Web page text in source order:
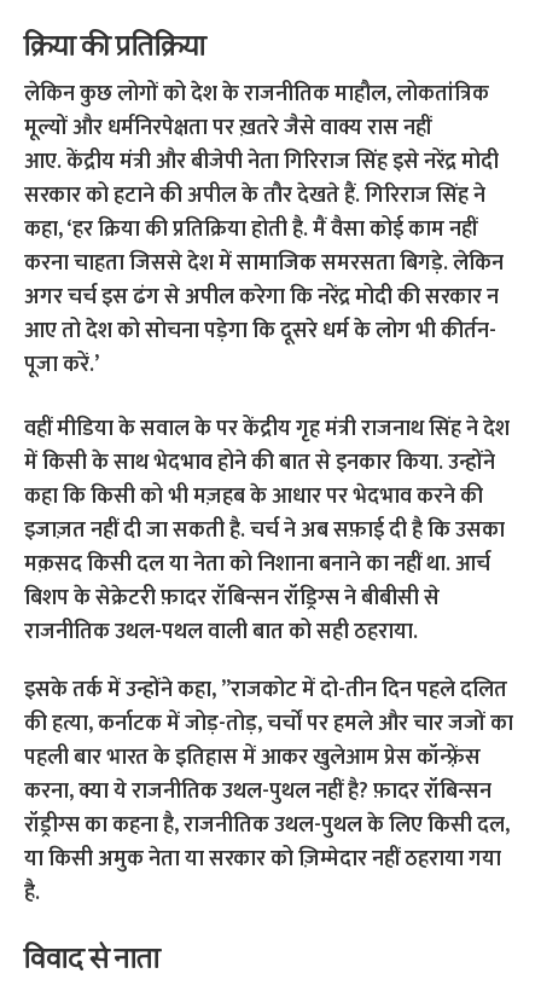
क्रिया की प्रतिक्रिया
लेकिन कुछ लोगों को देश के राजनीतिक माहौल, लोकतांत्रिक
मूल्यों और धर्मनिरपेक्षता पर ख़तरे जैसे वाक्य रास नहीं
आए.केंद्रीय मंत्री और बीजेपी नेता गिरिराज सिंह इसे नरेंद्र मोदी
सरकार को हटाने की अपील के तौर देखते हैं.गिरिराज सिंह ने
कहा, ‘हर क्रिया की प्रतिक्रिया होती है. मैं वैसा कोई काम नहीं
करना चाहता जिससे देश में सामाजिक समरसता बिगड़े. लेकिन
अगर चर्च इस ढंग से अपील करेगा कि नरेंद्र मोदी की सरकार न
आए तो देश को सोचना पड़ेगा कि दूसरे धर्म के लोग भी कीर्तन-
पूजा करें.’
वहीं मीडिया के सवाल के पर केंद्रीय गृह मंत्री राजनाथ सिंह ने देश
में किसी के साथ भेदभाव होने की बात से इनकार किया.उन्होंने
कहा कि किसी को भी मज़हब के आधार पर भेदभाव करने की
इजाज़त नहीं दी जा सकती है.चर्च ने अब सफ़ाई दी है कि उसका
मक़सद किसी दल या नेता को निशाना बनाने का नहीं था.आर्च
बिशप के सेक्रेटरी फ़ादर रॉबिन्सन रॉड्रिग्स ने बीबीसी से
राजनीतिक उथल-पथल वाली बात को सही ठहराया.
इसके तर्क में उन्होंने कहा, ”राजकोट में दो-तीन दिन पहले दलित
की हत्या, कर्नाटक में जोड़-तोड़, चर्चों पर हमले और चार जजों का
पहली बार भारत के इतिहास में आकर खुलेआम प्रेस कॉन्फ़्रेंस
करना, क्या ये राजनीतिक उथल-पुथल नहीं है?फ़ादर रॉबिन्सन
रॉड्रीग्स का कहना है, राजनीतिक उथल-पुथल के लिए किसी दल,
या किसी अमुक नेता या सरकार को ज़िम्मेदार नहीं ठहराया गया
है.
विवाद से नाता